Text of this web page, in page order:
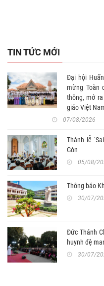
TIN TỨC MỚI
Đại hội
mừng Toàn
thông, mở
giáo Việt
07/08/2026
Thánh lễ
Gòn
05/08/
Thông báo
30/07/
Đức Thánh
huynh đệ
30/07/